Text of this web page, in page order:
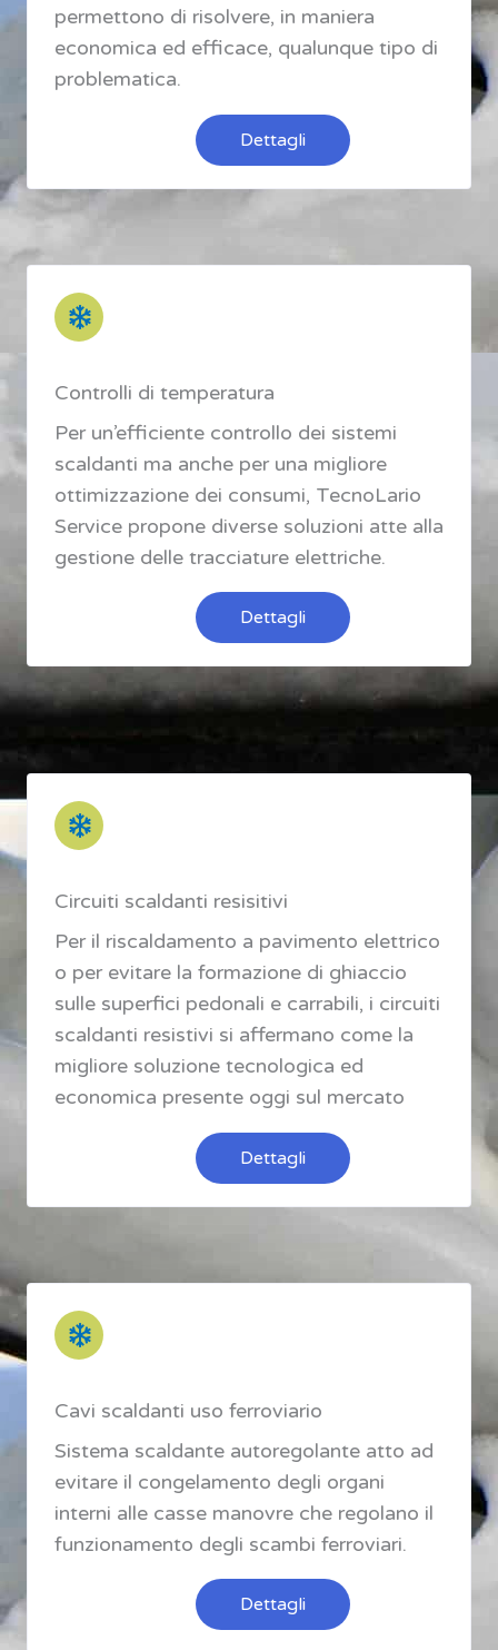
permettono di risolvere, in maniera
economica ed efficace, qualunque tipo di
problematica.
Dettagli
Controlli di temperatura
Per un’efficiente controllo dei sistemi
scaldanti ma anche per una migliore
ottimizzazione dei consumi, TecnoLario
Service propone diverse soluzioni atte alla
gestione delle tracciature elettriche.
Dettagli
Circuiti scaldanti resisitivi
Per il riscaldamento a pavimento elettrico
o per evitare la formazione di ghiaccio
sulle superfici pedonali e carrabili, i circuiti
scaldanti resistivi si affermano come la
migliore soluzione tecnologica ed
economica presente oggi sul mercato
Dettagli
Cavi scaldanti uso ferroviario
Sistema scaldante autoregolante atto ad
evitare il congelamento degli organi
interni alle casse manovre che regolano il
funzionamento degli scambi ferroviari.
Dettagli